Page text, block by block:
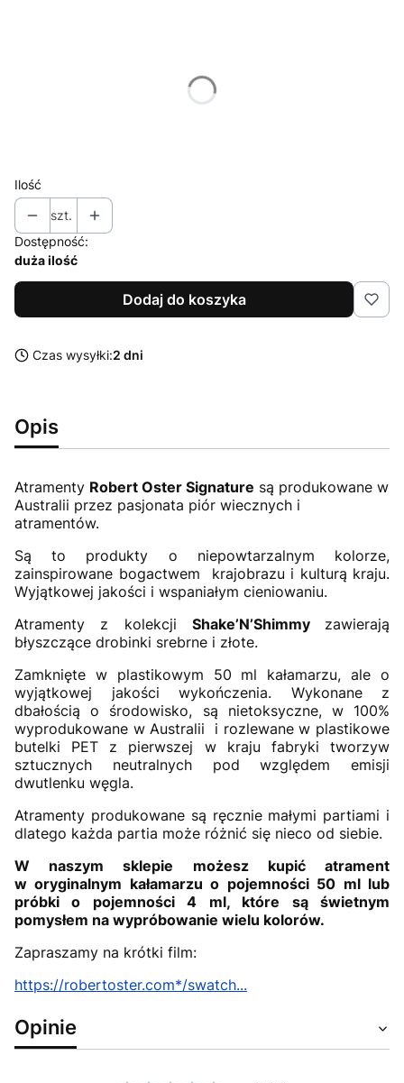
Ilość
szt.
Dostępność:
duża ilość
Dodaj do koszyka
Czas wysyłki:2 dni
Opis
Atramenty Robert Oster Signature są produkowane w
Australii przez pasjonata piór wiecznych i
atramentów.
Są to produkty o niepowtarzalnym kolorze,
zainspirowane bogactwem krajobrazu i kulturą kraju.
Wyjątkowej jakości i wspaniałym cieniowaniu.
Atramenty z kolekcji Shake’N’Shimmy zawierają
błyszczące drobinki srebrne i złote.
Zamknięte w plastikowym 50 ml kałamarzu, ale o
wyjątkowej jakości wykończenia. Wykonane z
dbałością o środowisko, są nietoksyczne, w 100%
wyprodukowane w Australii i rozlewane w plastikowe
butelki PET z pierwszej w kraju fabryki tworzyw
sztucznych neutralnych pod względem emisji
dwutlenku węgla.
Atramenty produkowane są ręcznie małymi partiami i
dlatego każda partia może różnić się nieco od siebie.
W naszym sklepie możesz kupić atrament
w oryginalnym kałamarzu o pojemności 50 ml lub
próbki o pojemności 4 ml, które są świetnym
pomysłem na wypróbowanie wielu kolorów.
Zapraszamy na krótki film:
https://robertoster.com*/swatch...
Opinie